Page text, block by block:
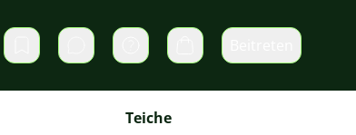
DirektnachrichtenWarenkorb
Teiche